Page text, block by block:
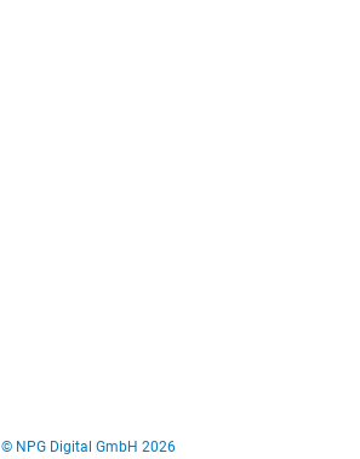
© NPG Digital GmbH 2026